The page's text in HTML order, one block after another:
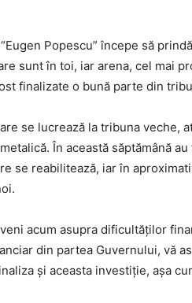
Popescu” începe să
sunt în toi, iar arena, cel mai
finalizate o bună parte din
se lucrează la tribuna veche,
În această săptămână
se reabilitează, iar în
acum asupra dificultăților
din partea Guvernului, vă
și aceasta investiție, așa